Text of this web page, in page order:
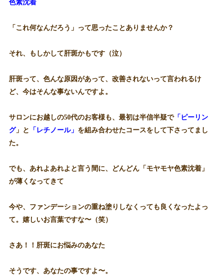
色素沈着
「これ何なんだろう」って思ったことありませんか？
それ、もしかして肝斑かもです（泣）
肝斑って、色んな原因があって、改善されないって言われるけ
ど、今はそんな事ないんですよ。
サロンにお越しの50代のお客様も、最初は半信半疑で「ピーリン
グ」と 「レチノール」 を組み合わせたコースをして下さってまし
た。
でも、あれよあれよと言う間に、どんどん「モヤモヤ色素沈着」
が薄くなってきて
今や、ファンデーションの重ね塗りしなくっても良くなったよっ
て。嬉しいお言葉ですな〜（笑）
さあ！！肝斑にお悩みのあなた
そうです、あなたの事ですよ〜。